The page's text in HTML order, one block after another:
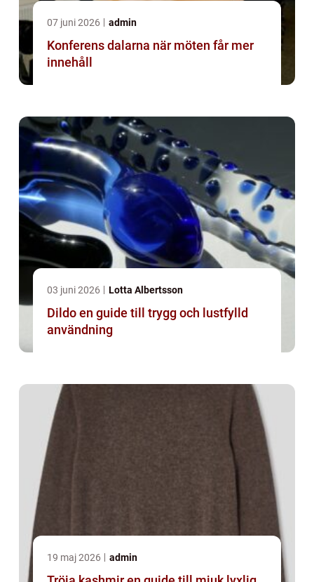
07 juni 2026 admin
Konferens dalarna när möten får mer
innehåll
03 juni 2026 Lotta Albertsson
Dildo en guide till trygg och lustfylld
användning
19 maj 2026 admin